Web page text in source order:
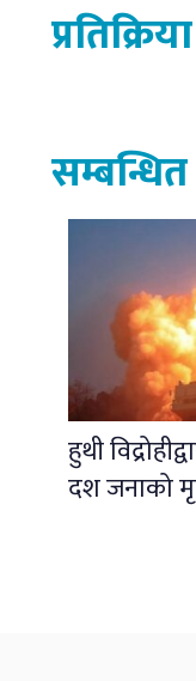
प्रतिक्रिया
हुथी
दश जनाको